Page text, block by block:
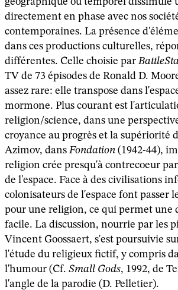
directement en phase avec nos
contemporaines. La présence
dans ces productions culturelles,
différentes. Celle choisie par
TV de 73 épisodes de Ronald D.
assez rare: elle transpose dans
mormone. Plus courant est
religion/science, dans une
croyance au progrès et la supériorité
Azimov, dansFondation (1942-44),
religion crée presqu'à contrecoeur
de l'espace. Face à des civilisations
colonisateurs de l'espace font passer
pour une religion, ce qui permet une
facile. La discussion, nourrie par les
Vincent Goossaert, s'est poursuivie
l'étude du religieux fictif, y compris
l'humour (Cf. Small Gods, 1992, de
l'angle de la parodie (D. Pelletier).